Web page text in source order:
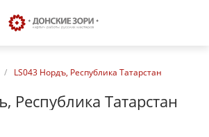
/ LS043 Нордъ, Республика Татарстан
Республика Татарстан